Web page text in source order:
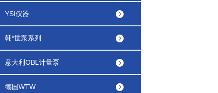
YSI仪器
韩*世泵系列
意大利OBL计量泵
德国WTW